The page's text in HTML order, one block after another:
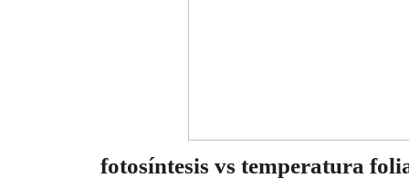
fotosíntesis vs temperatura